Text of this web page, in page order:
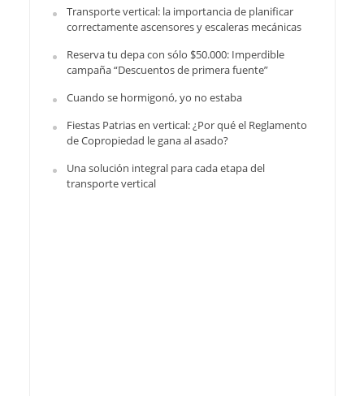
Transporte vertical: la importancia de planificar
correctamente ascensores y escaleras mecánicas
Reserva tu depa con sólo $50.000: Imperdible
campaña “Descuentos de primera fuente”
Cuando se hormigonó, yo no estaba
Fiestas Patrias en vertical: ¿Por qué el Reglamento
de Copropiedad le gana al asado?
Una solución integral para cada etapa del
transporte vertical